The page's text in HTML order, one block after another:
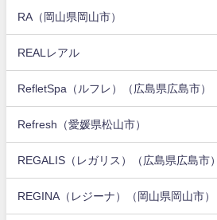
RA（岡山県岡山市）
REALレアル
RefletSpa（ルフレ）（広島県広島市）
Refresh（愛媛県松山市）
REGALIS（レガリス）（広島県広島市）
REGINA（レジーナ）（岡山県岡山市）